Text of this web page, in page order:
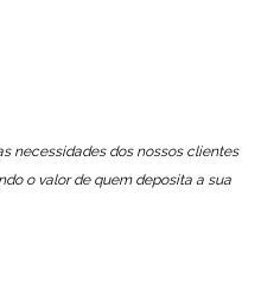
necessidades dos nossos clientes
o valor de quem deposita a sua